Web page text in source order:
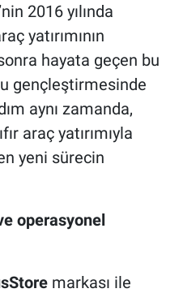
2016 yılında
yatırımının
hayata geçen bu
gençleştirmesinde
aynı zamanda,
araç yatırımıyla
yeni sürecin
operasyonel
markası ile